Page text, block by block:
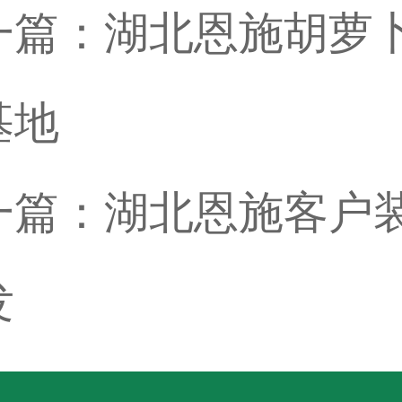
： 湖北恩施胡萝
地
： 湖北恩施客户